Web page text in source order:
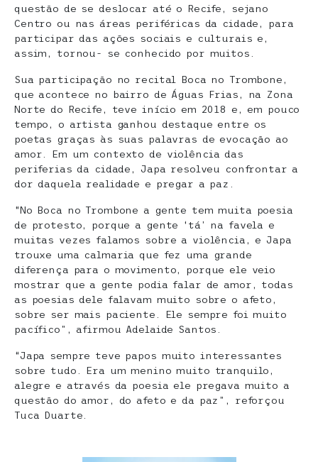
questão de se deslocar até o Recife, sejano
Centro ou nas áreas periféricas da cidade, para
participar das ações sociais e culturais e,
assim, tornou- se conhecido por muitos.
Sua participação no recital Boca no Trombone,
que acontece no bairro de Águas Frias, na Zona
Norte do Recife, teve início em 2018 e, em pouco
tempo, o artista ganhou destaque entre os
poetas graças às suas palavras de evocação ao
amor. Em um contexto de violência das
periferias da cidade, Japa resolveu confrontar a
dor daquela realidade e pregar a paz.
“No Boca no Trombone a gente tem muita poesia
de protesto, porque a gente ‘tá’ na favela e
muitas vezes falamos sobre a violência, e Japa
trouxe uma calmaria que fez uma grande
diferença para o movimento, porque ele veio
mostrar que a gente podia falar de amor, todas
as poesias dele falavam muito sobre o afeto,
sobre ser mais paciente. Ele sempre foi muito
pacífico”, afirmou Adelaide Santos.
“Japa sempre teve papos muito interessantes
sobre tudo. Era um menino muito tranquilo,
alegre e através da poesia ele pregava muito a
questão do amor, do afeto e da paz”, reforçou
Tuca Duarte.